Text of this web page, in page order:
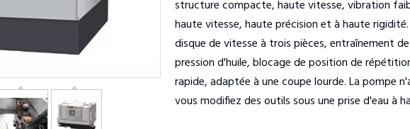
structure compacte, haute vitesse, vibration
haute vitesse, haute précision et à haute
disque de vitesse à trois pièces, entraînement
pression d'huile, blocage de position de
rapide, adaptée à une coupe lourde. La pompe
vous modifiez des outils sous une prise d'eau à